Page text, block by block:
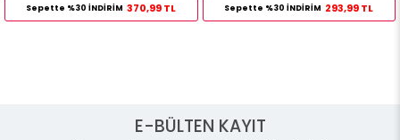
Sepette %30 İNDİRİM 370,99 TL Sepette %30 İNDİRİM 293,99 TL
E-BÜLTEN KAYIT